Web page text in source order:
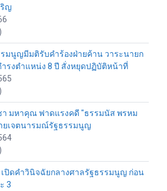
ริญ
มนูญมีมติรับคำร้องฝ่ายค้าน วาระนายก
รงตำแหน่ง 8 ปี สั่งหยุดปฏิบัติหน้าที่
า มหาคุณ ฟาดแรงคดี "ธรรมนัส พรหม
ยเจตนารมณ์รัฐธรรมนูญ
ปิดคำวินิจฉัยกลางศาลรัฐธรรมนูญ ก่อน
3